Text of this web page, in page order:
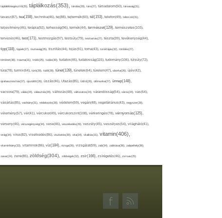
táplálékkiegészítő(25), táplálkozás(353), tárolás(29), társ(27), társadalom(50), társaság(31),
tavasz(87), tea(158), technika(46), tej(88), tejtermék(60), tél(153), telefon(49), televízió(31),
teljesítmény(46), terápia(92), terhesség(96), termék(44), természet(129), természetes(103),
tervezés(46), test(171), testmozgás(97), testsúly(79), testtartás(27), tészta(39), tevékenység(44),
tipp(118), tippek(27), tisztaság(35), tisztítás(44), tojás(91), torna(43), torokfájás(32), törődés(27),
történet(38), trauma(31), trükk(25), tudás(30), tudatos(46), tudatosság(115), tudomány(106), túlsúly(72),
túra(78), turmix(64), túró(29), tüdő(28), tünet(139), tünetek(64), türelem(47), uborka(26), újév(42),
újrahasznosítás(37), újszülött(26), úszás(46), Utazás(85), Üdítő(26), ülőmunka(27), ünnep(148),
vacsora(79), válás(24), választás(29), változás(48), változatos(24), várandósság(54), város(24), vas(64),
vásárlás(85), vashiány(31), védekezés(28), védelem(59), vegán(48), vegetáriánus(43), vegyszer(28),
vélemény(57), vér(41), vércukor(49), vércukorszint(108), vérkeringés(78), vérnyomás(125),
verseny(46), vérszegénység(34), vese(46), veszekedés(29), veszély(45), veszélyes(54), világháló(41),
virág(34), vírus(82), viselkedés(86), viszketés(30), vita(34), vitalitás(31), vitamin(406),
vitaminhiány(33), vitaminok(86), víz(184), vizsga(26), vizsgálat(59), zab(34), zabkása(36), zabpehely(36),
zavar(24), zene(85), zöldség(304), zöldségek(32), zsír(166), zsírégetés(46), zsírsav(25)